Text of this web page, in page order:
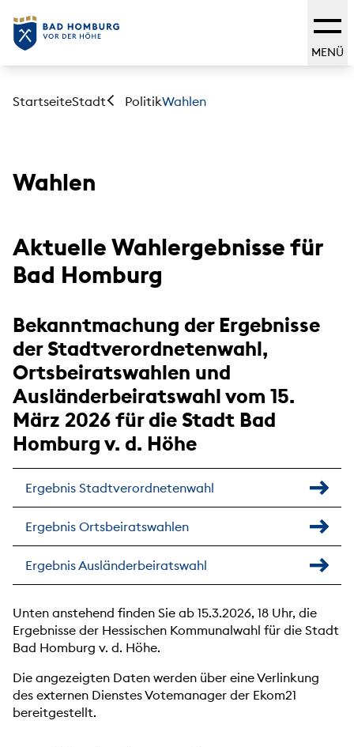
MENÜ
StartseiteStadt PolitikWahlen
Wahlen
Aktuelle Wahlergebnisse für
Bad Homburg
Bekanntmachung der Ergebnisse
der Stadtverordnetenwahl,
Ortsbeiratswahlen und
Ausländerbeiratswahl vom 15.
März 2026 für die Stadt Bad
Homburg v. d. Höhe
Ergebnis Stadtverordnetenwahl
Ergebnis Ortsbeiratswahlen
Ergebnis Ausländerbeiratswahl
Unten anstehend finden Sie ab 15.3.2026, 18 Uhr, die
Ergebnisse der Hessischen Kommunalwahl für die Stadt
Bad Homburg v. d. Höhe.
Die angezeigten Daten werden über eine Verlinkung
des externen Dienstes Votemanager der Ekom21
bereitgestellt.